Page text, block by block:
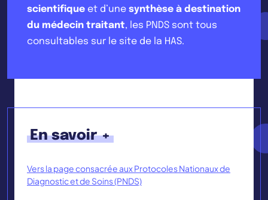
scientifique et d’une synthèse à destination
du médecin traitant, les PNDS sont tous
consultables sur le site de la HAS.
En savoir +
Vers la page consacrée aux Protocoles Nationaux de
Diagnostic et de Soins (PNDS)